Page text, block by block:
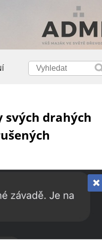
svých drahých